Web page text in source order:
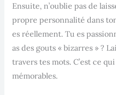
Ensuite, n’oublie pas de
propre personnalité dans
es réellement. Tu es
as des gouts « bizarres » ?
travers tes mots. C’est ce
mémorables.